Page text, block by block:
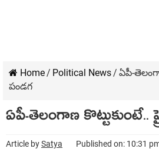
Home/ Political News/ ఏపీ-
పండ‌గ‌
ఏపీ-తెలంగాణ కొట్టుకుంటే..
Article bySatya Published on: 10:31